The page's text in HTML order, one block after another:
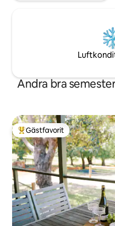
Andra bra
Populär gästfavorit
Gästfavorit